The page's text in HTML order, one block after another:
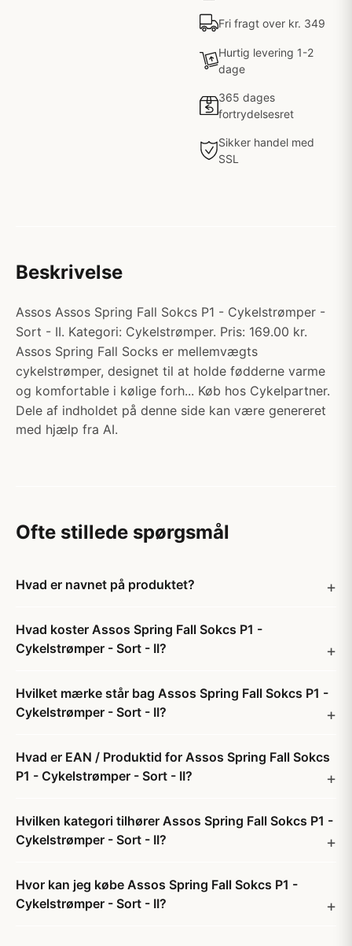
Fri fragt over kr. 349
Hurtig levering 1-2
dage
365 dages
fortrydelsesret
Sikker handel med
SSL
Beskrivelse
Assos Assos Spring Fall Sokcs P1 - Cykelstrømper -
Sort - II. Kategori: Cykelstrømper. Pris: 169.00 kr.
Assos Spring Fall Socks er mellemvægts
cykelstrømper, designet til at holde fødderne varme
og komfortable i kølige forh... Køb hos Cykelpartner.
Dele af indholdet på denne side kan være genereret
med hjælp fra AI.
Ofte stillede spørgsmål
Hvad er navnet på produktet?
Hvad koster Assos Spring Fall Sokcs P1 -
Cykelstrømper - Sort - II?
Hvilket mærke står bag Assos Spring Fall Sokcs P1 -
Cykelstrømper - Sort - II?
Hvad er EAN / Produktid for Assos Spring Fall Sokcs
P1 - Cykelstrømper - Sort - II?
Hvilken kategori tilhører Assos Spring Fall Sokcs P1 -
Cykelstrømper - Sort - II?
Hvor kan jeg købe Assos Spring Fall Sokcs P1 -
Cykelstrømper - Sort - II?